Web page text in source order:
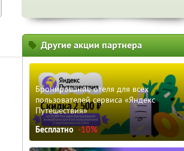
Другие акции партнера
Бронирование отеля для всех
пользователей сервиса «Яндекс
Путешествия»
Бесплатно -10%